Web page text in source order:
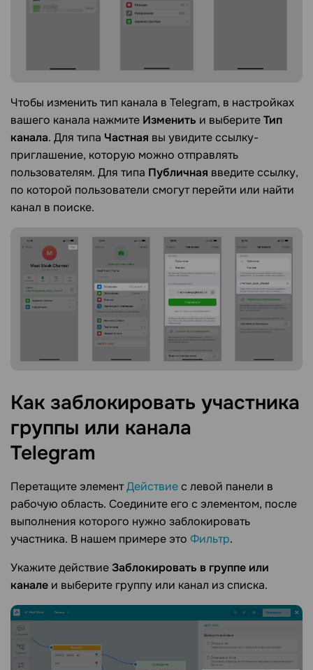
Чтобы изменить тип канала в Telegram, в настройках
вашего канала нажмите Изменить и выберитеТип
канала. Для типа Частная вы увидите ссылку-
приглашение, которую можно отправлять
пользователям. Для типа Публичная введите ссылку,
по которой пользователи смогут перейти или найти
канал в поиске.
Как заблокировать участника
группы или канала
Telegram
Перетащите элементДействиес левой панели в
рабочую область. Соедините его с элементом, после
выполнения которого нужно заблокировать
участника. В нашем примере это Фильтр.
Укажите действиеЗаблокировать в группе или
канале и выберите группу или канал из списка.